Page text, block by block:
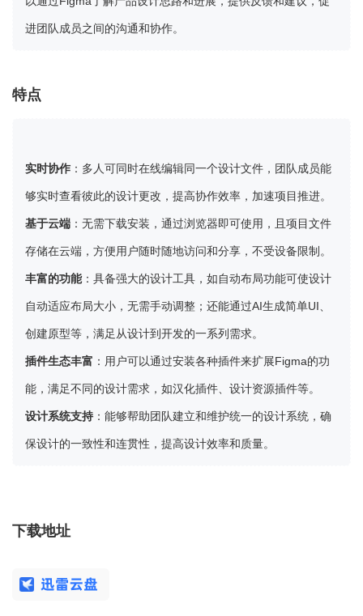
进团队成员之间的沟通和协作。
特点
实时协作 ：多人可同时在线编辑同一个设计文件，团队成员能
够实时查看彼此的设计更改，提高协作效率，加速项目推进。
基于云端 ：无需下载安装，通过浏览器即可使用，且项目文件
存储在云端，方便用户随时随地访问和分享，不受设备限制。
丰富的功能：具备强大的设计工具，如自动布局功能可使设计
自动适应布局大小，无需手动调整；还能通过AI生成简单UI、
创建原型等，满足从设计到开发的一系列需求。
插件生态丰富 ：用户可以通过安装各种插件来扩展Figma的功
能，满足不同的设计需求，如汉化插件、设计资源插件等。
设计系统支持 ：能够帮助团队建立和维护统一的设计系统，确
保设计的一致性和连贯性，提高设计效率和质量。
下载地址